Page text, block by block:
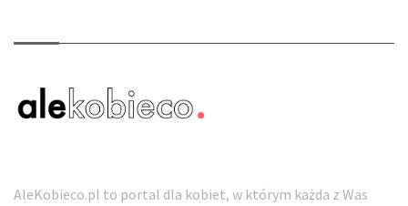
AleKobieco.pl to portal dla kobiet, w którym każda z Was